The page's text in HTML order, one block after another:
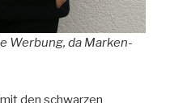
Werbung, da Marken-
den schwarzen